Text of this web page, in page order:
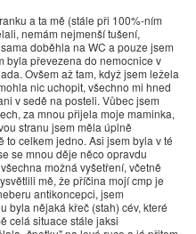
a ta mě (stále při 100%-ním
nemám nejmenší tušení,
doběhla na WC a pouze jsem
byla převezena do nemocnice v
Ovšem až tam, když jsem ležela
nic uchopit, všechno mi hned
v sedě na posteli. Vůbec jsem
za mnou přijela moje maminka,
stranu jsem měla úplně
celkem jedno. Asi jsem byla v té
se mnou děje něco opravdu
možná vyšetření, včetně
mě, že příčina mojí cmp je
antikoncepci, jsem
byla nějaká křeč (stah) cév, které
celá situace stále jaksi